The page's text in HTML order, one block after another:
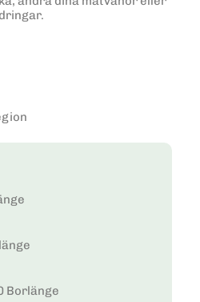
Borlänge